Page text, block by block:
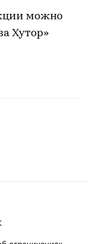
можно
Хутор»